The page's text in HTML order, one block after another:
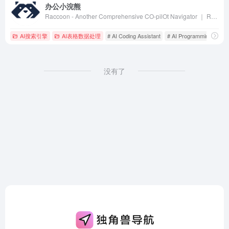
办公小浣熊
AI搜索引擎 AI表格数据处理 # AI Coding Assistant # AI Programming Tool
没有了